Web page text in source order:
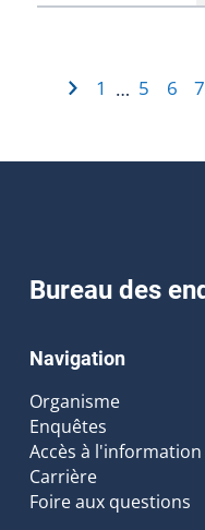
1 … 5 6 7
Bureau des
Navigation
Organisme
Enquêtes
Accès à l'information
Carrière
Foire aux questions